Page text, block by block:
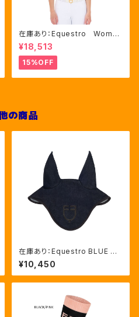
在庫あり：Equestro Wome
n's レース風競技用シャツ
Mサイズのみ（ETW00221）
¥18,513
15%OFF
の商品
在庫あり：Equestro BLUE DE
NIM イヤーネット２色（ETH09
086）
¥10,450